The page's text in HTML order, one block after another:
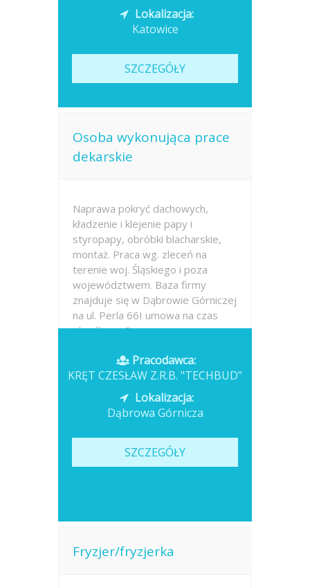
Lokalizacja:
Katowice
SZCZEGÓŁY
Osoba wykonująca prace
dekarskie
Naprawa pokryć dachowych,
kładzenie i klejenie papy i
styropapy, obróbki blacharskie,
montaż. Praca wg. zleceń na
terenie woj. Śląskiego i poza
województwem. Baza firmy
znajduje się w Dąbrowie Górniczej
na ul. Perla 66I umowa na czas
określony- 3...
Opublikowano: wczoraj
Pracodawca:
KRĘT CZESŁAW Z.R.B. "TECHBUD"
Lokalizacja:
Dąbrowa Górnicza
SZCZEGÓŁY
Fryzjer/fryzjerka